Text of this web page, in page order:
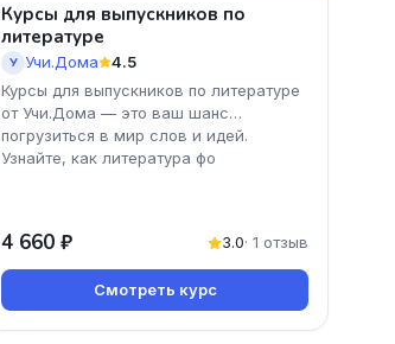
Курсы для выпускников по
литературе
У Учи.Дома
4.5
Курсы для выпускников по литературе
от Учи.Дома — это ваш шанс
погрузиться в мир слов и идей.
Узнайте, как литература фо
4 660 ₽ 3.0· 1 отзыв
Смотреть курс